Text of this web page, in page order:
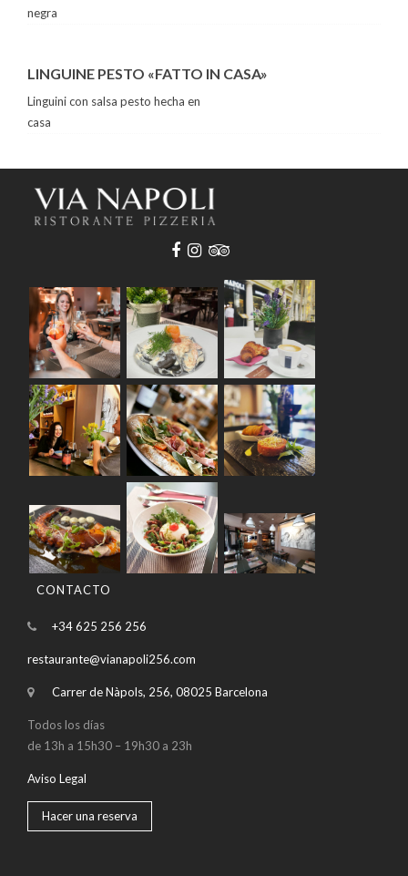
negra
LINGUINE PESTO «FATTO IN CASA»
Linguini con salsa pesto hecha en
casa
CONTACTO
+34 625 256 256
restaurante@vianapoli256.com
Carrer de Nàpols, 256, 08025 Barcelona
Todos los días
de 13h a 15h30 – 19h30 a 23h
Aviso Legal
Hacer una reserva